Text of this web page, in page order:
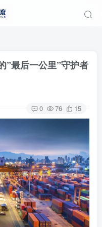
”最后一公里”守护者
0 76 15